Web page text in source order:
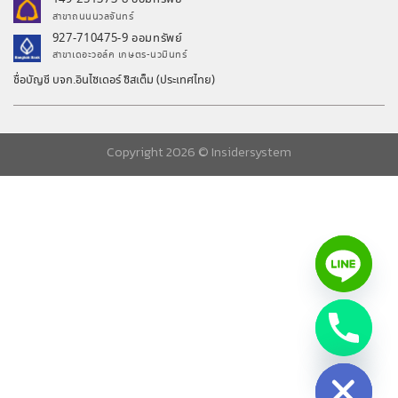
สาขาถนนนวลจันทร์
927-710475-9 ออมทรัพย์
สาขาเดอะวอล์ค เกษตร-นวมินทร์
ชื่อบัญชี บจก.อินไซเดอร์ ซิสเต็ม (ประเทศไทย)
Copyright 2026 © Insidersystem
Hide
chaty